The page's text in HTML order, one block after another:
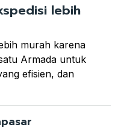
lebih
murah karena
Armada untuk
efisien, dan